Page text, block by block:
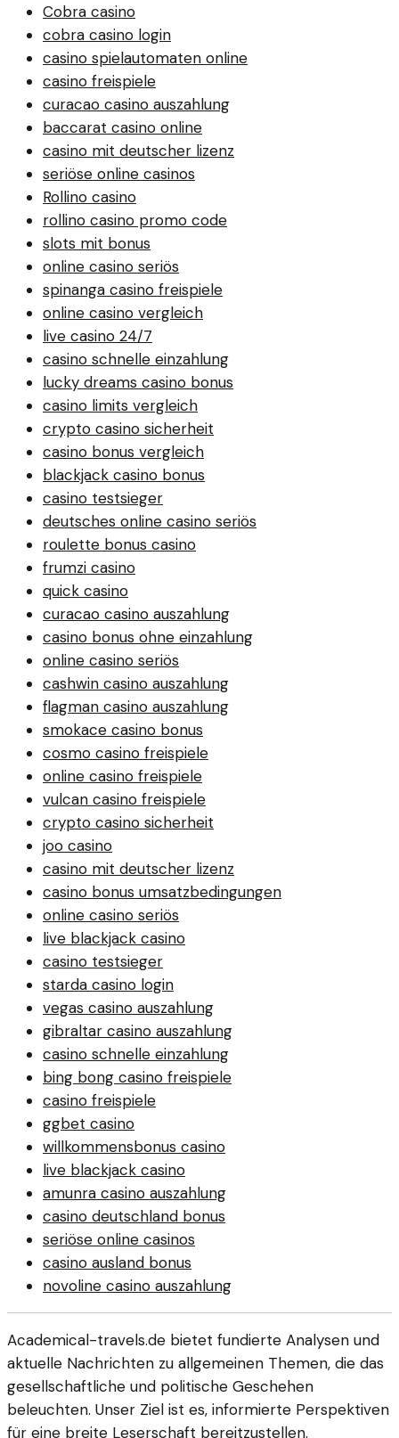
Cobra casino
cobra casino login
casino spielautomaten online
casino freispiele
curacao casino auszahlung
baccarat casino online
casino mit deutscher lizenz
seriöse online casinos
Rollino casino
rollino casino promo code
slots mit bonus
online casino seriös
spinanga casino freispiele
online casino vergleich
live casino 24/7
casino schnelle einzahlung
lucky dreams casino bonus
casino limits vergleich
crypto casino sicherheit
casino bonus vergleich
blackjack casino bonus
casino testsieger
deutsches online casino seriös
roulette bonus casino
frumzi casino
quick casino
curacao casino auszahlung
casino bonus ohne einzahlung
online casino seriös
cashwin casino auszahlung
flagman casino auszahlung
smokace casino bonus
cosmo casino freispiele
online casino freispiele
vulcan casino freispiele
crypto casino sicherheit
joo casino
casino mit deutscher lizenz
casino bonus umsatzbedingungen
online casino seriös
live blackjack casino
casino testsieger
starda casino login
vegas casino auszahlung
gibraltar casino auszahlung
casino schnelle einzahlung
bing bong casino freispiele
casino freispiele
ggbet casino
willkommensbonus casino
live blackjack casino
amunra casino auszahlung
casino deutschland bonus
seriöse online casinos
casino ausland bonus
novoline casino auszahlung
Academical-travels.de bietet fundierte Analysen und
aktuelle Nachrichten zu allgemeinen Themen, die das
gesellschaftliche und politische Geschehen
beleuchten. Unser Ziel ist es, informierte Perspektiven
für eine breite Leserschaft bereitzustellen.